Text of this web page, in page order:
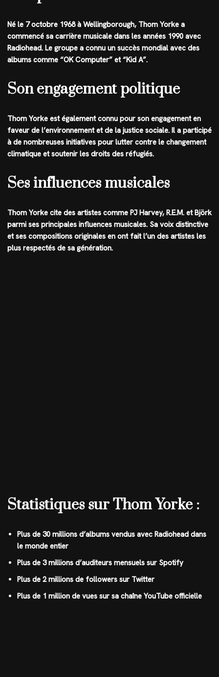
Né le 7 octobre 1968 à Wellingborough, Thom Yorke a
commencé sa carrière musicale dans les années 1990 avec
Radiohead. Le groupe a connu un succès mondial avec des
albums comme “OK Computer” et “Kid A”.
Son engagement politique
Thom Yorke est également connu pour son engagement en
faveur de l’environnement et de la justice sociale. Il a participé
à de nombreuses initiatives pour lutter contre le changement
climatique et soutenir les droits des réfugiés.
Ses influences musicales
Thom Yorke cite des artistes comme PJ Harvey, R.E.M. et Björk
parmi ses principales influences musicales. Sa voix distinctive
et ses compositions originales en ont fait l’un des artistes les
plus respectés de sa génération.
Statistiques sur Thom Yorke :
Plus de 30 millions d’albums vendus avec Radiohead dans
le monde entier
Plus de 3 millions d’auditeurs mensuels sur Spotify
Plus de 2 millions de followers sur Twitter
Plus de 1 million de vues sur sa chaîne YouTube officielle